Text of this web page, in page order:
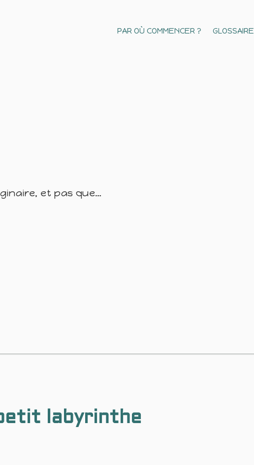
et pas que…
PAR OÙ COMMENCER ? GLOSSAIRE
labyrinthe